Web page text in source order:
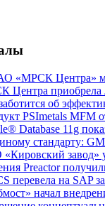
«МРСК Центра»
Центра приобрела
об
PSImetals MFM
Database 11g
стандарту:
завод»
Preactor
перевела на SAP
начал